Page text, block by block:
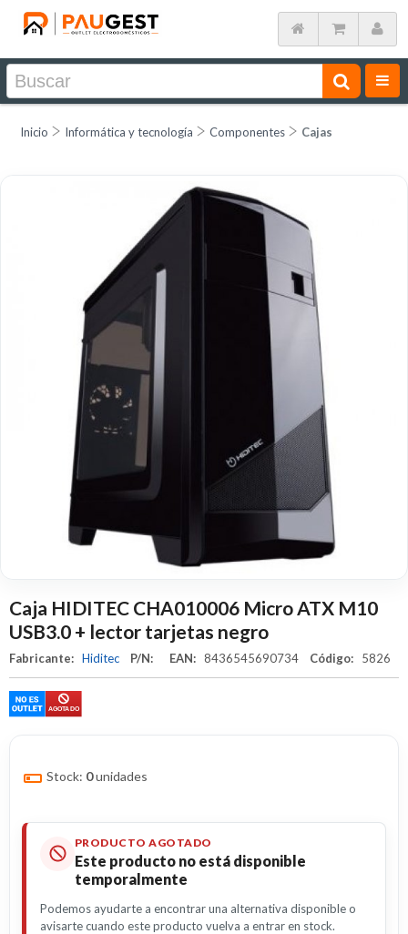
Inicio Informática y tecnología Componentes Cajas
Caja HIDITEC CHA010006 Micro ATX M10
USB3.0 + lector tarjetas negro
Fabricante: Hiditec P/N: EAN: 8436545690734 Código: 5826
Stock: 0unidades
PRODUCTO AGOTADO
Este producto no está disponible
temporalmente
Podemos ayudarte a encontrar una alternativa disponible o
avisarte cuando este producto vuelva a entrar en stock.